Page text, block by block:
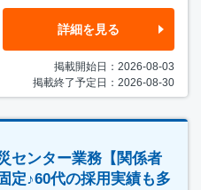
詳細を見る
掲載開始日：2026-08-03
掲載終了予定日：2026-08-30
センター業務【関係者
定♪60代の採用実績も多